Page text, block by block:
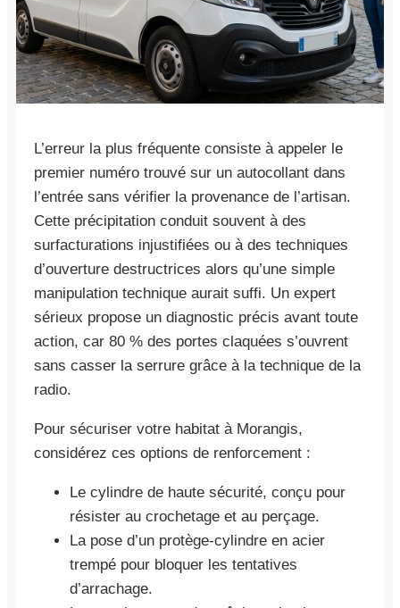
L’erreur la plus fréquente consiste à appeler le
premier numéro trouvé sur un autocollant dans
l’entrée sans vérifier la provenance de l’artisan.
Cette précipitation conduit souvent à des
surfacturations injustifiées ou à des techniques
d’ouverture destructrices alors qu’une simple
manipulation technique aurait suffi. Un expert
sérieux propose un diagnostic précis avant toute
action, car 80 % des portes claquées s’ouvrent
sans casser la serrure grâce à la technique de la
radio.
Pour sécuriser votre habitat à Morangis,
considérez ces options de renforcement :
Le cylindre de haute sécurité, conçu pour
résister au crochetage et au perçage.
La pose d’un protège-cylindre en acier
trempé pour bloquer les tentatives
d’arrachage.